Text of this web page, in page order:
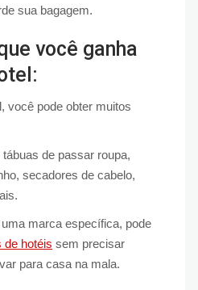
sua bagagem.
você ganha
você pode obter muitos
de passar roupa,
secadores de cabelo,
marca específica, pode
de hotéis sem precisar
para casa na mala.